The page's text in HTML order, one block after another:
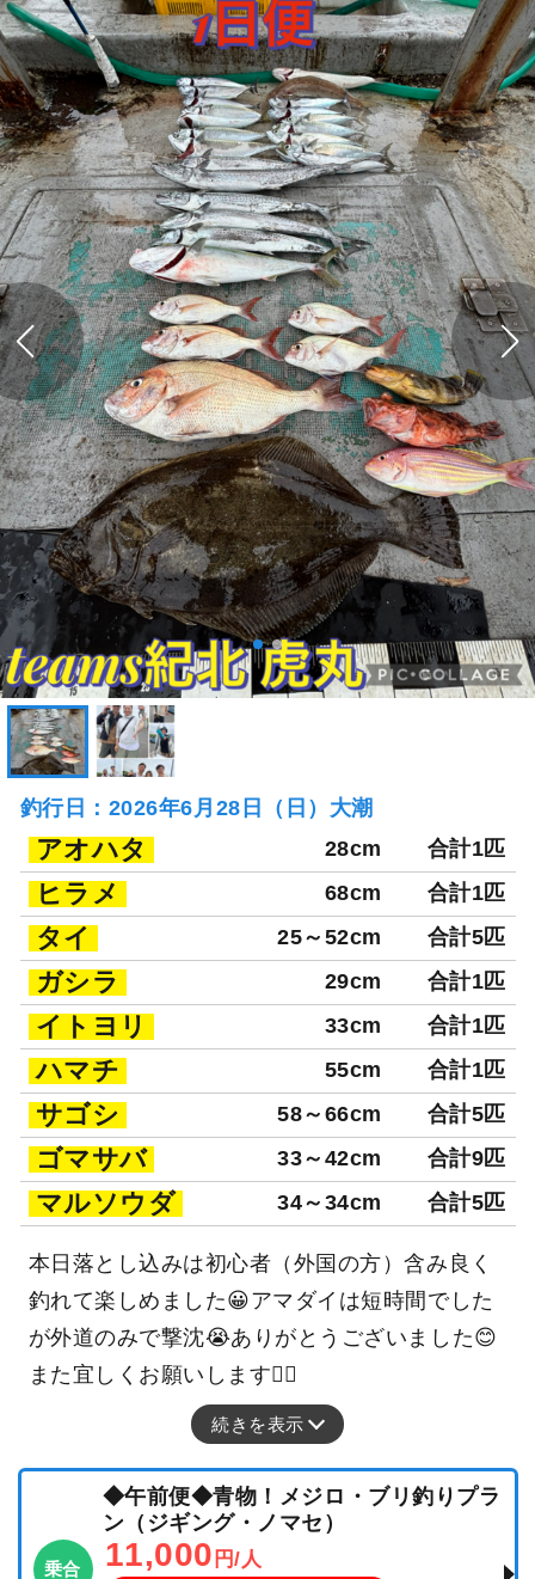
釣行日：2026年6月28日（日）大潮
アオハタ 28cm 合計1匹
ヒラメ 68cm 合計1匹
タイ 25～52cm 合計5匹
ガシラ 29cm 合計1匹
イトヨリ 33cm 合計1匹
ハマチ 55cm 合計1匹
サゴシ 58～66cm 合計5匹
ゴマサバ 33～42cm 合計9匹
マルソウダ 34～34cm 合計5匹
本日落とし込みは初心者（外国の方）含み良く
釣れて楽しめました😀アマダイは短時間でした
が外道のみで撃沈😭ありがとうございました😊
また宜しくお願いします🙇‍♂️
続きを表示
乗合
◆午前便◆青物！メジロ・ブリ釣りプラ
ン（ジギング・ノマセ）
11,000 円/人